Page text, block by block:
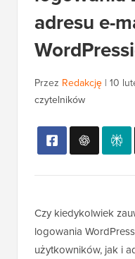
adresu e-
Przez Redakcję | 10
czytelników
Czy kiedykolwiek
logowania
użytkowników, jak i